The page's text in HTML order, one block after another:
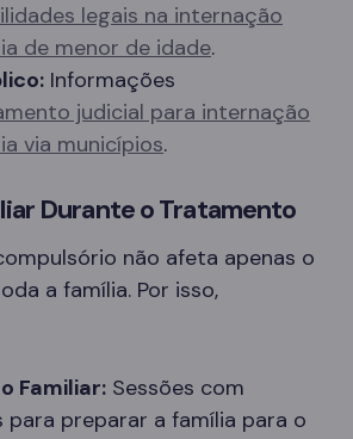
legais na internação
de menor de idade.
Informações
judicial para internação
via municípios.
Durante o Tratamento
não afeta apenas o
a família. Por isso,
Familiar: Sessões com
para preparar a família para o